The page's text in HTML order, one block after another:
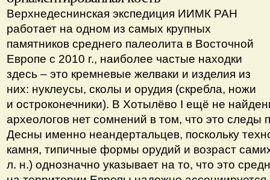
Верхнедеснинская экспедиция ИИМК РАН
работает на одном из самых крупных
памятников среднего палеолита в Восточной
Европе с 2010 г., наиболее частые находки
здесь – это кремневые желваки и изделия из
них: нуклеусы, сколы и орудия (скребла, ножи
и остроконечники). В Хотылёво I ещё не
археологов нет сомнений в том, что это следы
Десны именно неандертальцев, поскольку
камня, типичные формы орудий и возраст
л. н.) однозначно указывает на то, что это